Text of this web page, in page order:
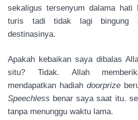
sekaligus tersenyum dalama hati
turis tadi tidak lagi bingung
destinasinya.
Apakah kebaikan saya dibalas
situ? Tidak. Allah
mendapatkan hadiah doorprize
Speechless benar saya saat itu.
tanpa menunggu waktu lama.